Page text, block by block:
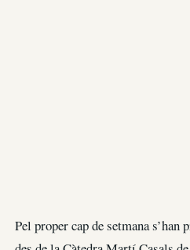
Pel proper cap de setmana s’han